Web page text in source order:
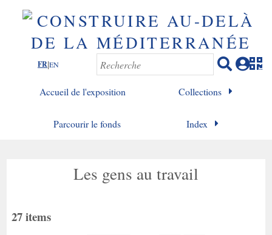
FR|EN
Accueil de l'exposition Collections
Parcourir le fonds Index
Les gens au travail
27 items